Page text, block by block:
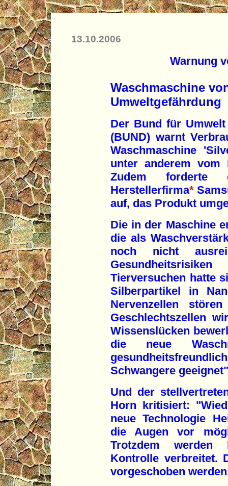
13.10.2006
Warnung
Waschmaschine
Umweltgefährdung
Der Bund für
(BUND) warnt
Waschmaschine
unter anderem vom
Zudem
Herstellerfirma*
auf, das Produkt
Die in der Maschine
die als
noch nicht
Tierversuchen hatte
Silberpartikel in
Nervenzellen
Geschlechtszellen
Wissenslücken
die neue
Schwangere
Und der
Horn kritisiert:
neue Technologie
die Augen vor
Trotzdem werden
Kontrolle verbreitet.
vorgeschoben